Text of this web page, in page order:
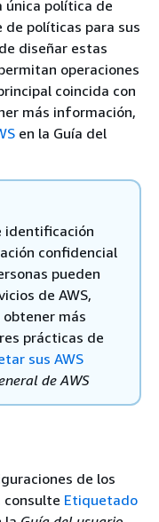
única política de
de políticas para sus
diseñar estas
operaciones
coincida con
más información,
en la Guía del
identificación
confidencial
pueden
de AWS,
obtener más
prácticas de
sus AWS
de AWS
de los
consulte Etiquetado